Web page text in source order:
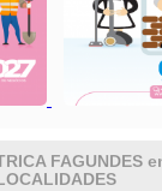
FAGUNDES
LOCALIDADES